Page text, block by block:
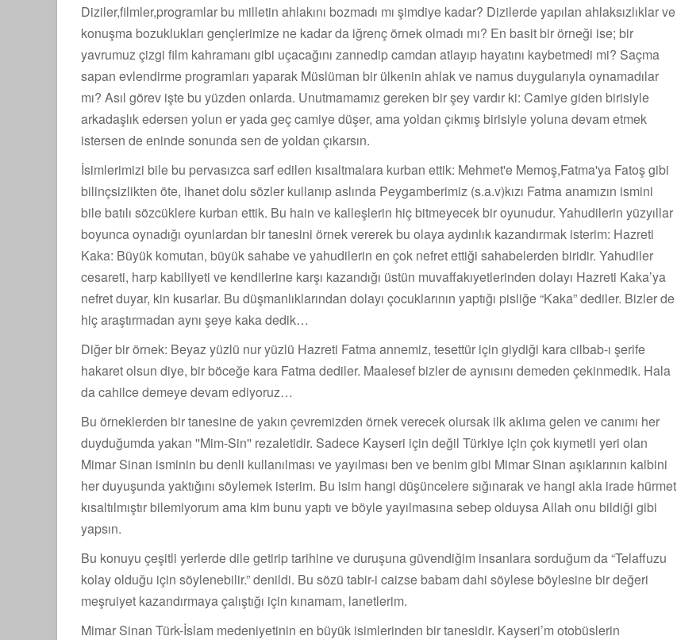
Diziler,filmler,programlar bu milletin ahlakını bozmadı mı şimdiye kadar? Dizilerde yapılan ahlaksızlıklar ve
konuşma bozuklukları gençlerimize ne kadar da iğrenç örnek olmadı mı? En basit bir örneği ise; bir
yavrumuz çizgi film kahramanı gibi uçacağını zannedip camdan atlayıp hayatını kaybetmedi mi? Saçma
sapan evlendirme programları yaparak Müslüman bir ülkenin ahlak ve namus duygularıyla oynamadılar
mı? Asıl görev işte bu yüzden onlarda. Unutmamamız gereken bir şey vardır ki: Camiye giden birisiyle
arkadaşlık edersen yolun er yada geç camiye düşer, ama yoldan çıkmış birisiyle yoluna devam etmek
istersen de eninde sonunda sen de yoldan çıkarsın.
İsimlerimizi bile bu pervasızca sarf edilen kısaltmalara kurban ettik: Mehmet'e Memoş,Fatma'ya Fatoş gibi
bilinçsizlikten öte, ihanet dolu sözler kullanıp aslında Peygamberimiz (s.a.v)kızı Fatma anamızın ismini
bile batılı sözcüklere kurban ettik. Bu hain ve kalleşlerin hiç bitmeyecek bir oyunudur. Yahudilerin yüzyıllar
boyunca oynadığı oyunlardan bir tanesini örnek vererek bu olaya aydınlık kazandırmak isterim: Hazreti
Kaka: Büyük komutan, büyük sahabe ve yahudilerin en çok nefret ettiği sahabelerden biridir. Yahudiler
cesareti, harp kabiliyeti ve kendilerine karşı kazandığı üstün muvaffakıyetlerinden dolayı Hazreti Kaka’ya
nefret duyar, kin kusarlar. Bu düşmanlıklarından dolayı çocuklarının yaptığı pisliğe “Kaka” dediler. Bizler de
hiç araştırmadan aynı şeye kaka dedik…
Diğer bir örnek: Beyaz yüzlü nur yüzlü Hazreti Fatma annemiz, tesettür için giydiği kara cilbab-ı şerife
hakaret olsun diye, bir böceğe kara Fatma dediler. Maalesef bizler de aynısını demeden çekinmedik. Hala
da cahilce demeye devam ediyoruz…
Bu örneklerden bir tanesine de yakın çevremizden örnek verecek olursak ilk aklıma gelen ve canımı her
duyduğumda yakan ''Mim-Sin'' rezaletidir. Sadece Kayseri için değil Türkiye için çok kıymetli yeri olan
Mimar Sinan isminin bu denli kullanılması ve yayılması ben ve benim gibi Mimar Sinan aşıklarının kalbini
her duyuşunda yaktığını söylemek isterim. Bu isim hangi düşüncelere sığınarak ve hangi akla irade hürmet
kısaltılmıştır bilemiyorum ama kim bunu yaptı ve böyle yayılmasına sebep olduysa Allah onu bildiği gibi
yapsın.
Bu konuyu çeşitli yerlerde dile getirip tarihine ve duruşuna güvendiğim insanlara sorduğum da “Telaffuzu
kolay olduğu için söylenebilir.” denildi. Bu sözü tabir-i caizse babam dahi söylese böylesine bir değeri
meşruiyet kazandırmaya çalıştığı için kınamam, lanetlerim.
Mimar Sinan Türk-İslam medeniyetinin en büyük isimlerinden bir tanesidir. Kayseri’m otobüslerin